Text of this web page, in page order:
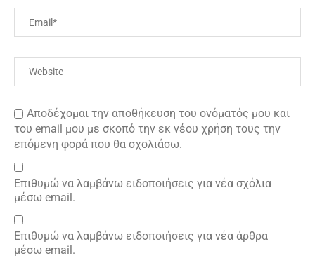
Αποδέχομαι την αποθήκευση του ονόματός μου και
του email μου με σκοπό την εκ νέου χρήση τους την
επόμενη φορά που θα σχολιάσω.
Επιθυμώ να λαμβάνω ειδοποιήσεις για νέα σχόλια
μέσω email.
Επιθυμώ να λαμβάνω ειδοποιήσεις για νέα άρθρα
μέσω email.